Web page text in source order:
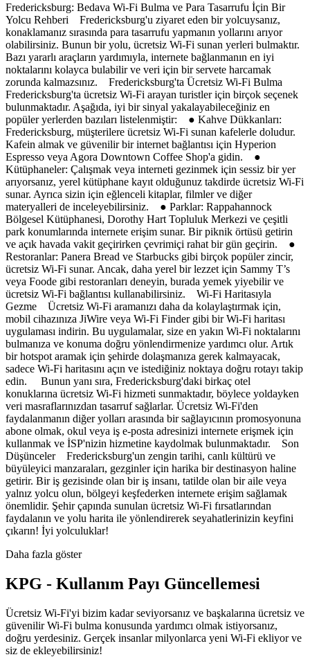
Fredericksburg: Bedava Wi-Fi Bulma ve Para Tasarrufu İçin Bir
Yolcu Rehberi Fredericksburg'u ziyaret eden bir yolcuysanız,
konaklamanız sırasında para tasarrufu yapmanın yollarını arıyor
olabilirsiniz. Bunun bir yolu, ücretsiz Wi-Fi sunan yerleri bulmaktır.
Bazı yararlı araçların yardımıyla, internete bağlanmanın en iyi
noktalarını kolayca bulabilir ve veri için bir servete harcamak
zorunda kalmazsınız. Fredericksburg'ta Ücretsiz Wi-Fi Bulma
Fredericksburg'ta ücretsiz Wi-Fi arayan turistler için birçok seçenek
bulunmaktadır. Aşağıda, iyi bir sinyal yakalayabileceğiniz en
popüler yerlerden bazıları listelenmiştir: ● Kahve Dükkanları:
Fredericksburg, müşterilere ücretsiz Wi-Fi sunan kafelerle doludur.
Kafein almak ve güvenilir bir internet bağlantısı için Hyperion
Espresso veya Agora Downtown Coffee Shop'a gidin. ●
Kütüphaneler: Çalışmak veya interneti gezinmek için sessiz bir yer
arıyorsanız, yerel kütüphane kayıt olduğunuz takdirde ücretsiz Wi-Fi
sunar. Ayrıca sizin için eğlenceli kitaplar, filmler ve diğer
materyalleri de inceleyebilirsiniz. ● Parklar: Rappahannock
Bölgesel Kütüphanesi, Dorothy Hart Topluluk Merkezi ve çeşitli
park konumlarında internete erişim sunar. Bir piknik örtüsü getirin
ve açık havada vakit geçirirken çevrimiçi rahat bir gün geçirin. ●
Restoranlar: Panera Bread ve Starbucks gibi birçok popüler zincir,
ücretsiz Wi-Fi sunar. Ancak, daha yerel bir lezzet için Sammy T’s
veya Foode gibi restoranları deneyin, burada yemek yiyebilir ve
ücretsiz Wi-Fi bağlantısı kullanabilirsiniz. Wi-Fi Haritasıyla
Gezme Ücretsiz Wi-Fi aramanızı daha da kolaylaştırmak için,
mobil cihazınıza JiWire veya Wi-Fi Finder gibi bir Wi-Fi haritası
uygulaması indirin. Bu uygulamalar, size en yakın Wi-Fi noktalarını
bulmanıza ve konuma doğru yönlendirmenize yardımcı olur. Artık
bir hotspot aramak için şehirde dolaşmanıza gerek kalmayacak,
sadece Wi-Fi haritasını açın ve istediğiniz noktaya doğru rotayı takip
edin. Bunun yanı sıra, Fredericksburg'daki birkaç otel
konuklarına ücretsiz Wi-Fi hizmeti sunmaktadır, böylece yoldayken
veri masraflarınızdan tasarruf sağlarlar. Ücretsiz Wi-Fi'den
faydalanmanın diğer yolları arasında bir sağlayıcının promosyonuna
abone olmak, okul veya iş e-posta adresinizi internete erişmek için
kullanmak ve İSP'nizin hizmetine kaydolmak bulunmaktadır. Son
Düşünceler Fredericksburg'un zengin tarihi, canlı kültürü ve
büyüleyici manzaraları, gezginler için harika bir destinasyon haline
getirir. Bir iş gezisinde olan bir iş insanı, tatilde olan bir aile veya
yalnız yolcu olun, bölgeyi keşfederken internete erişim sağlamak
önemlidir. Şehir çapında sunulan ücretsiz Wi-Fi fırsatlarından
faydalanın ve yolu harita ile yönlendirerek seyahatlerinizin keyfini
çıkarın! İyi yolculuklar!
Daha fazla göster
KPG - Kullanım Payı Güncellemesi
Ücretsiz Wi-Fi'yi bizim kadar seviyorsanız ve başkalarına ücretsiz ve
güvenilir Wi-Fi bulma konusunda yardımcı olmak istiyorsanız,
doğru yerdesiniz. Gerçek insanlar milyonlarca yeni Wi-Fi ekliyor ve
siz de ekleyebilirsiniz!